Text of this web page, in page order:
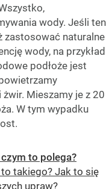
wody. Jeśli ten
zastosować naturalne
wody, na przykład
podłoże jest
Mieszamy je z 20
W tym wypadku
to polega?
takiego? Jak to się
upraw?